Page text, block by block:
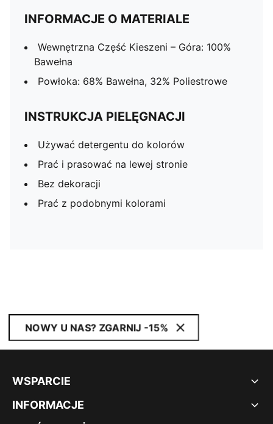
INFORMACJE O MATERIALE
Wewnętrzna Część Kieszeni – Góra: 100%
Bawełna
Powłoka: 68% Bawełna, 32% Poliestrowe
INSTRUKCJA PIELĘGNACJI
Używać detergentu do kolorów
Prać i prasować na lewej stronie
Bez dekoracji
Prać z podobnymi kolorami
NOWY U NAS? ZGARNIJ -15%
WSPARCIE
INFORMACJE